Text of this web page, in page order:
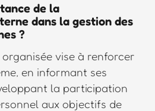
de la
dans la gestion des
?
vise à renforcer
en informant ses
la participation
aux objectifs de